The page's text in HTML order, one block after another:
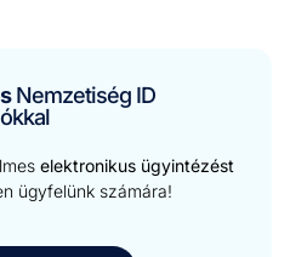
Nemzetiség ID
elektronikus ügyintézést
ügyfelünk számára!